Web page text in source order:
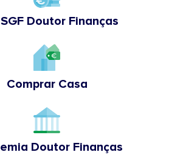
SGF Doutor Finanças
Comprar Casa
Doutor Finanças